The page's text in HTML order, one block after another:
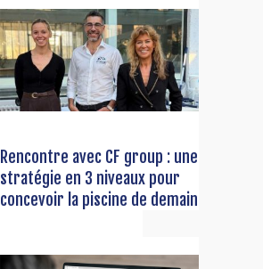
Rencontre avec CF group : une
stratégie en 3 niveaux pour
concevoir la piscine de demain